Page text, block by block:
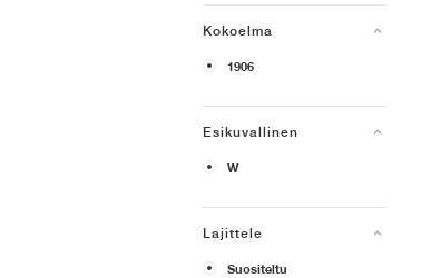
Kokoelma
1906
Esikuvallinen
W
Lajittele
Suositeltu